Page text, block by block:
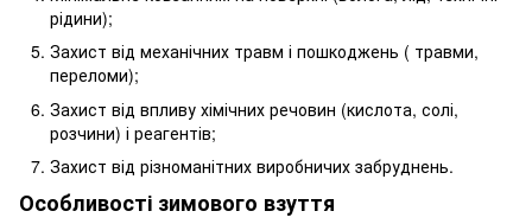
рідини);
Захист від механічних травм і пошкоджень ( травми,
переломи);
Захист від впливу хімічних речовин (кислота, солі,
розчини) і реагентів;
Захист від різноманітних виробничих забруднень.
Особливості зимового взуття